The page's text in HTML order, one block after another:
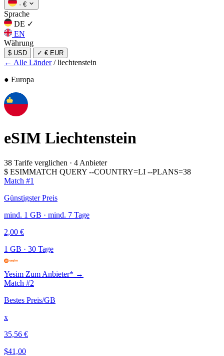
· €
Sprache
DE ✓
EN
Währung
$ USD ✓ € EUR
← Alle Länder / liechtenstein
● Europa
eSIM Liechtenstein
38 Tarife verglichen · 4 Anbieter
$ ESIMMATCH QUERY --COUNTRY=LI --PLANS=38
Match #1
Günstigster Preis
mind. 1 GB · mind. 7 Tage
2,00 €
1 GB · 30 Tage
Yesim Zum Anbieter* →
Match #2
Bestes Preis/GB
x
35,56 €
$41,00